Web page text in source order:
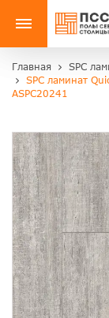
Главная SPC
SPC ламинат
ASPC20241